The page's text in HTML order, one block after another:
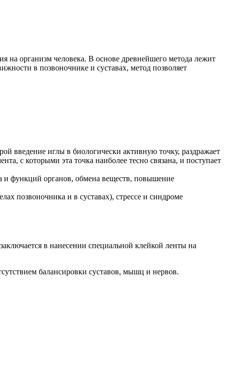
на организм человека. В основе древнейшего метода лежит
в позвоночнике и суставах, метод позволяет
введение иглы в биологически активную точку, раздражает
с которыми эта точка наиболее тесно связана, и поступает
и функций органов, обмена веществ, повышение
позвоночника и в суставах), стрессе и синдроме
в нанесении специальной клейкой ленты на
балансировки суставов, мышц и нервов.